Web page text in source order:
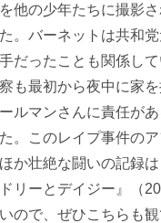
他の少年たちに撮影
。バーネットは共和
だったことも関係し
も最初から夜中に家
ルマンさんに責任が
。このレイプ事件の
か壮絶な闘いの記録
リーとデイジー』（
ので、ぜひこちらも観